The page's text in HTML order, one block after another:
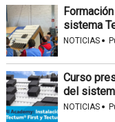
sistema
NOTICIAS ·
Curso
del
NOTICIAS ·